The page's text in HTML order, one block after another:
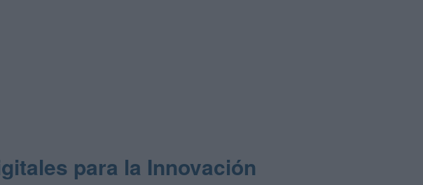
para la Innovación